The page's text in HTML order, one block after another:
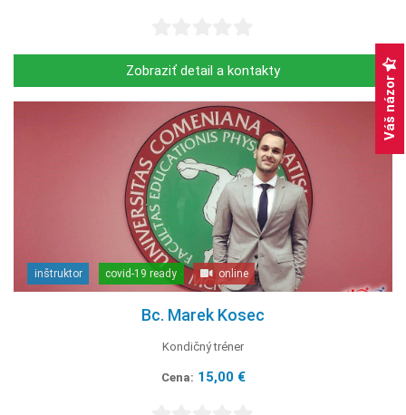
Zobraziť detail a kontakty
inštruktor covid-19 ready online
Bc. Marek Kosec
Kondičný tréner
Cena: 15,00 €
Váš názor